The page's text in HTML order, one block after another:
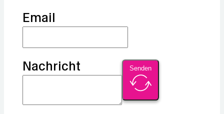
Email
Nachricht Senden